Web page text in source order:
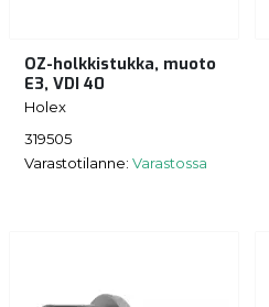
OZ-holkkistukka, muoto
E3, VDI 40
Holex
319505
Varastotilanne: Varastossa